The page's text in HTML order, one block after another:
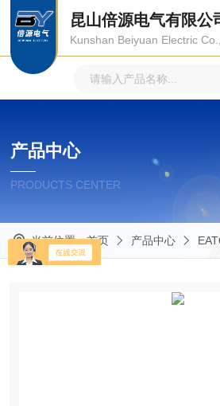
昆山倍源电气有限公
Kunshan Beiyuan Electric
产品中心
PRODUCTS CENTER
当前位置：首页 产品中心